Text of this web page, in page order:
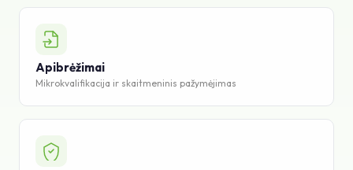
Žinių bazė
Apibrėžimai
Mikrokvalifikacija ir skaitmeninis pažymėjimas